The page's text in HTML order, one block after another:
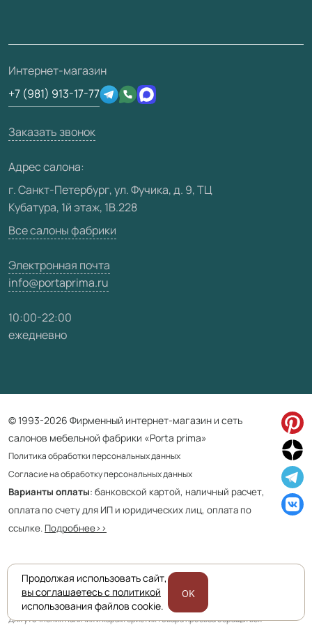
Отзывы клиентов
Техническая информация
Юридическая информация
3D-модели
О фабрике
Сертификаты
Производство
Вакансии
Карта сайта
Интернет-магазин
+7 (981) 913-17-77
Заказать звонок
Адрес салона:
г. Санкт-Петербург, ул. Фучика, д. 9, ТЦ
Кубатура, 1й этаж, 1В.228
Все салоны фабрики
Электронная почта
info@portaprima.ru
10:00-22:00
ежедневно
© 1993-2026 Фирменный интернет-магазин и сеть
салонов мебельной фабрики «Porta prima»
Политика обработки персональных данных
Согласие на обработку персональных данных
Варианты оплаты: банковской картой, наличный расчет,
оплата по счету для ИП и юридических лиц, оплата по
ссылке. Подробнее>>
Приведенная на сайте информация не является публичной офертой
и носит информационно ознакомительный характер.
Для уточнения наличия и характеристик товара просьба обращаться
Продолжая использовать сайт,
вы соглашаетесь с политикой
использования файлов cookie.
OK